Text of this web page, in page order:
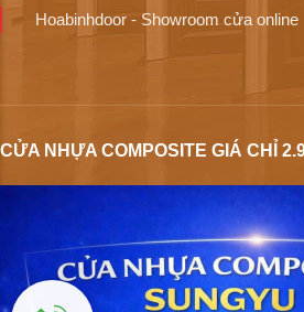
Hoabinhdoor - Showroom cửa online
CỬA NHỰA COMPOSITE GIÁ CHỈ